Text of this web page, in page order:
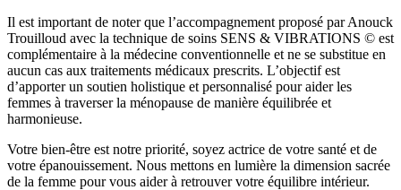
Il est important de noter que l’accompagnement proposé par Anouck
Trouilloud avec la technique de soins SENS & VIBRATIONS © est
complémentaire à la médecine conventionnelle et ne se substitue en
aucun cas aux traitements médicaux prescrits. L’objectif est
d’apporter un soutien holistique et personnalisé pour aider les
femmes à traverser la ménopause de manière équilibrée et
harmonieuse.
Votre bien-être est notre priorité, soyez actrice de votre santé et de
votre épanouissement. Nous mettons en lumière la dimension sacrée
de la femme pour vous aider à retrouver votre équilibre intérieur.